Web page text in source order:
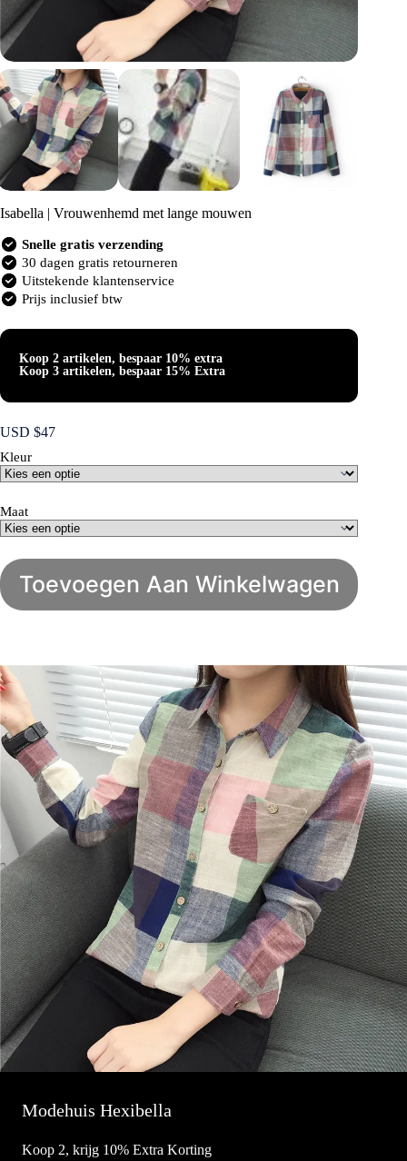
Isabella | Vrouwenhemd met lange mouwen
Snelle gratis verzending
30 dagen gratis retourneren
Uitstekende klantenservice
Prijs inclusief btw
Koop 2 artikelen, bespaar 10% extra
Koop 3 artikelen, bespaar 15% Extra
USD $47
Kleur
Maat
Toevoegen Aan Winkelwagen
Modehuis Hexibella
Koop 2, krijg 10% Extra Korting